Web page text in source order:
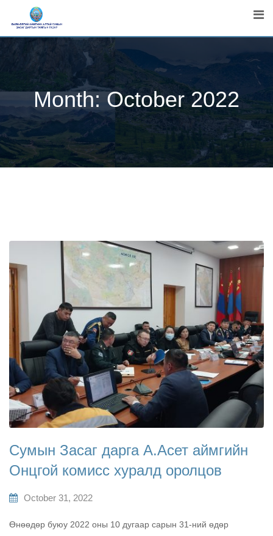
Month:October 2022
Сумын Засаг дарга А.Асет аймгийн
Онцгой комисс хуралд оролцов
October 31, 2022
Өнөөдөр буюу 2022 оны 10 дугаар сарын 31-ний өдөр